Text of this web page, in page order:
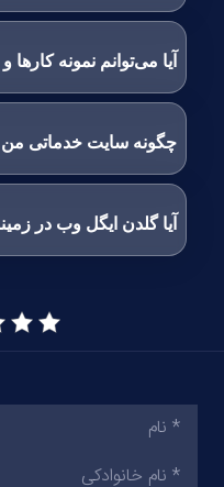
آیا می‌توانم نمونه
چگونه سایت خدماتی
آیا گلدن ایگل وب در
(ضروری)